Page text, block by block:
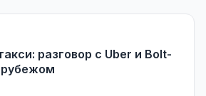
разговор с Uber и Bolt-